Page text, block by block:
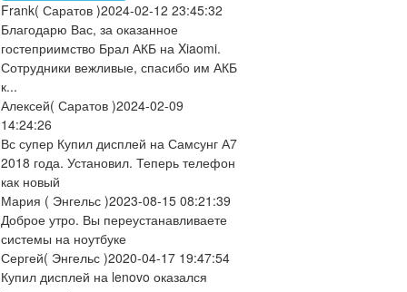
Frank( Саратов )2024-02-12 23:45:32
Благодарю Вас, за оказанное
гостеприимство Брал АКБ на Xiaomi.
Сотрудники вежливые, спасибо им АКБ
к...
Алексей( Саратов )2024-02-09
14:24:26
Вс супер Купил дисплей на Самсунг А7
2018 года. Установил. Теперь телефон
как новый
Мария ( Энгельс )2023-08-15 08:21:39
Доброе утро. Вы переустанавливаете
системы на ноутбуке
Сергей( Энгельс )2020-04-17 19:47:54
Купил дисплей на lenovo оказался